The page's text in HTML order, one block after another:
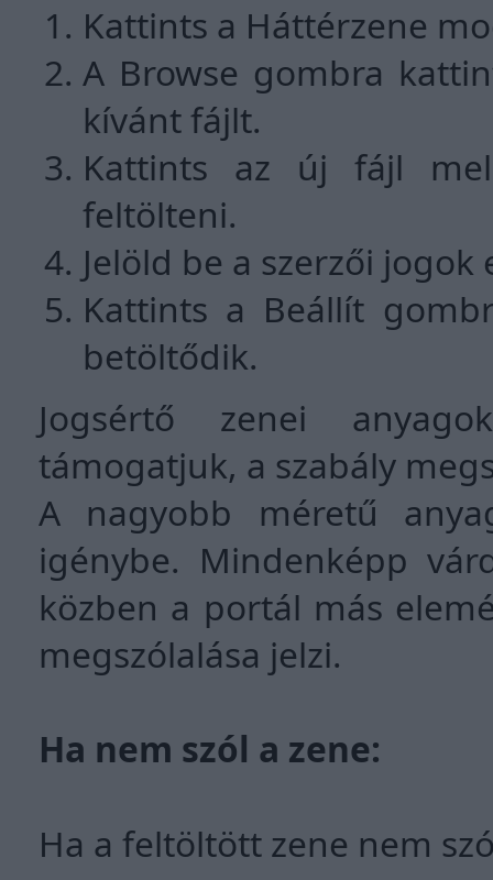
Kattints a Háttérzene
A Browse gombra
kívánt fájlt.
Kattints az új fájl
feltölteni.
Jelöld be a szerzői
Kattints a Beállít
betöltődik.
Jogsértő zenei
támogatjuk, a szabály
A nagyobb méretű
igénybe. Mindenképp
közben a portál más
megszólalása jelzi.
Ha nem szól a zene:
Ha a feltöltött zene nem